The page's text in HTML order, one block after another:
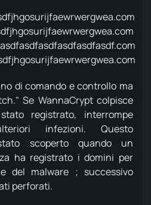
di comando e controllo ma
Se WannaCrypt colpisce
registrato, interrompe
infezioni. Questo
scoperto quando un
ha registrato i domini per
del malware ; successivo
perforati.